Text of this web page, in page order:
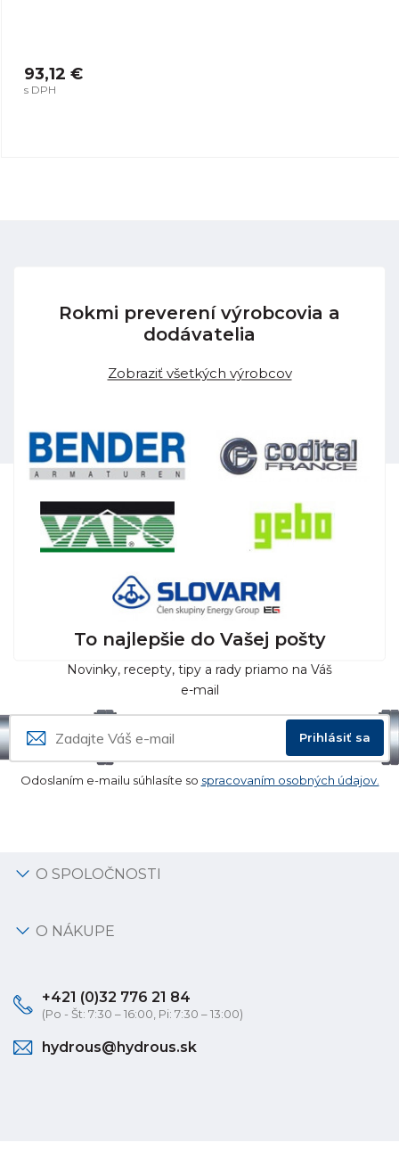
93,12 €
s DPH
Rokmi preverení výrobcovia a
dodávatelia
Zobraziť všetkých výrobcov
To najlepšie do Vašej pošty
Novinky, recepty, tipy a rady priamo na Váš
e-mail
Prihlásiť sa
Odoslaním e-mailu súhlasíte so spracovaním osobných údajov.
O SPOLOČNOSTI
O NÁKUPE
+421 (0)32 776 21 84
(Po - Št: 7:30 – 16:00, Pi: 7:30 – 13:00)
hydrous@hydrous.sk